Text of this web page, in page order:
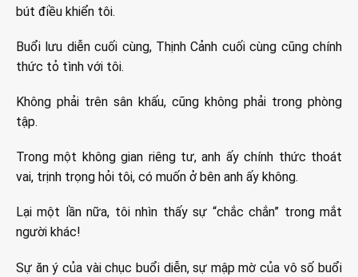
bút điều khiển tôi.
Buổi lưu diễn cuối cùng, Thịnh Cảnh cuối cùng cũng chính
thức tỏ tình với tôi.
Không phải trên sân khấu, cũng không phải trong phòng
tập.
Trong một không gian riêng tư, anh ấy chính thức thoát
vai, trịnh trọng hỏi tôi, có muốn ở bên anh ấy không.
Lại một lần nữa, tôi nhìn thấy sự “chắc chắn” trong mắt
người khác!
Sự ăn ý của vài chục buổi diễn, sự mập mờ của vô số buổi